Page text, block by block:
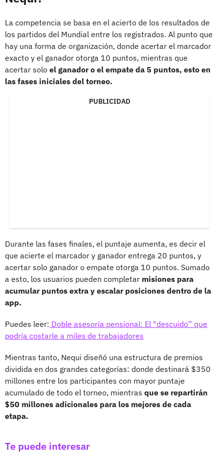
La competencia se basa en el acierto de los resultados de
los partidos del Mundial entre los registrados. Al punto que
hay una forma de organización, donde acertar el marcador
exacto y el ganador otorga 10 puntos, mientras que
acertar solo el ganador o el empate da 5 puntos, esto en
las fases iniciales del torneo.
PUBLICIDAD
Durante las fases finales, el puntaje aumenta, es decir el
que acierte el marcador y ganador entrega 20 puntos, y
acertar solo ganador o empate otorga 10 puntos. Sumado
a esto, los usuarios pueden completar misiones para
acumular puntos extra y escalar posiciones dentro de la
app.
Puedes leer: Doble asesoría pensional: El "descuido” que
podría costarle a miles de trabajadores
Mientras tanto, Nequi diseñó una estructura de premios
dividida en dos grandes categorías: donde destinará $350
millones entre los participantes con mayor puntaje
acumulado de todo el torneo, mientras que se repartirán
$50 millones adicionales para los mejores de cada
etapa.
Te puede interesar